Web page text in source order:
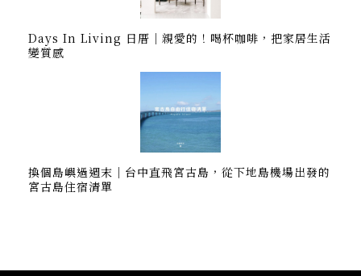
Days In Living 日厝｜親愛的！喝杯咖啡，把家居生活
變質感
換個島嶼過週末｜台中直飛宮古島，從下地島機場出發的
宮古島住宿清單